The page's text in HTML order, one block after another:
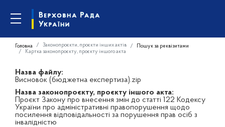
Головна Законопроєкти, проєкти інших актів
Пошук за реквізитами
Картка законопроєкту, проєкту іншого акта
Назва файлу:
Висновок (бюджетна експертиза).zip
Назва законопроєкту, проєкту іншого акта:
Проєкт Закону про внесення змін до статті 122 Кодексу
України про адміністративні правопорушення щодо
посилення відповідальності за порушення прав осіб з
інвалідністю